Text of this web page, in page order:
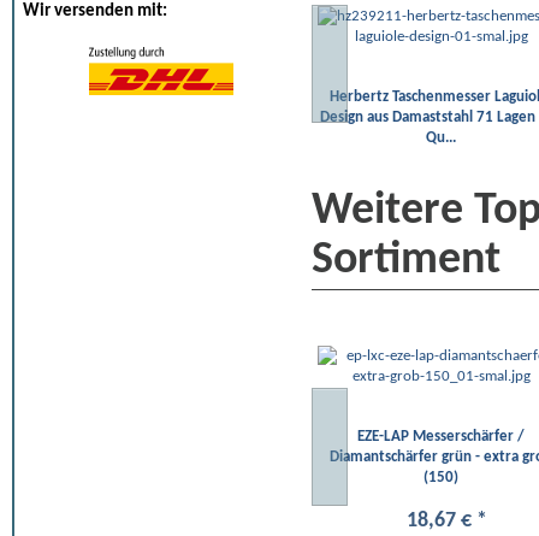
Wir versenden mit:
Herbertz Taschenmesser
Design aus Damaststahl 71
Qu...
Weitere
Sortiment
EZE-LAP Messerschärfer /
Diamantschärfer grün - extra
(150)
18,67 € *